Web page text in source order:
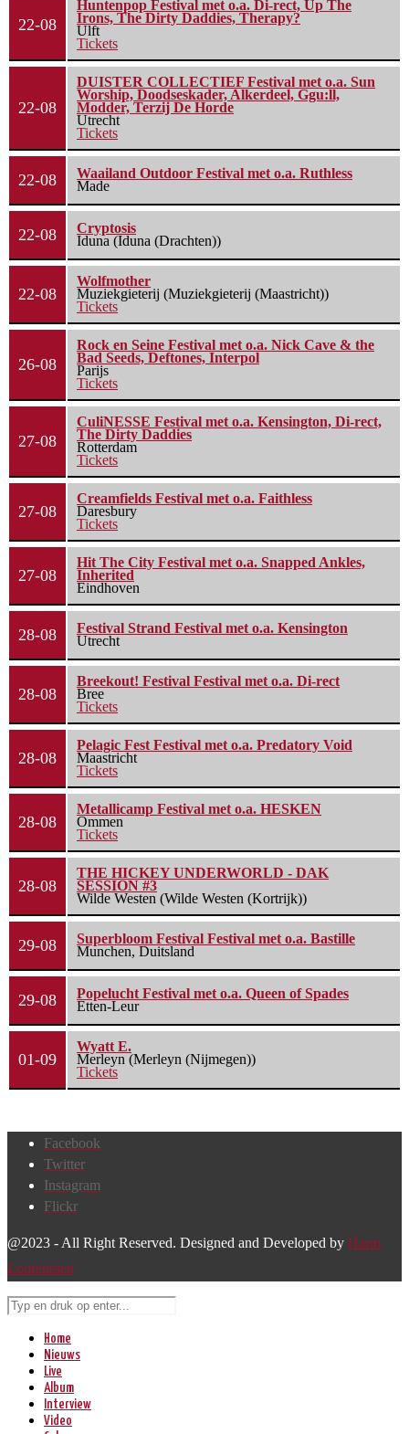
22-08
Huntenpop Festival met o.a. Di-rect, Up The
Irons, The Dirty Daddies, Therapy?
Ulft
Tickets
22-08
DUISTER COLLECTIEF Festival met o.a. Sun
Worship, Doodseskader, Alkerdeel, Ggu:ll,
Modder, Terzij De Horde
Utrecht
Tickets
22-08
Waailand Outdoor Festival met o.a. Ruthless
Made
22-08
Cryptosis
Iduna (Iduna (Drachten))
22-08
Wolfmother
Muziekgieterij (Muziekgieterij (Maastricht))
Tickets
26-08
Rock en Seine Festival met o.a. Nick Cave & the
Bad Seeds, Deftones, Interpol
Parijs
Tickets
27-08
CuliNESSE Festival met o.a. Kensington, Di-rect,
The Dirty Daddies
Rotterdam
Tickets
27-08
Creamfields Festival met o.a. Faithless
Daresbury
Tickets
27-08
Hit The City Festival met o.a. Snapped Ankles,
Inherited
Eindhoven
28-08
Festival Strand Festival met o.a. Kensington
Utrecht
28-08
Breekout! Festival Festival met o.a. Di-rect
Bree
Tickets
28-08
Pelagic Fest Festival met o.a. Predatory Void
Maastricht
Tickets
28-08
Metallicamp Festival met o.a. HESKEN
Ommen
Tickets
28-08
THE HICKEY UNDERWORLD - DAK
SESSION #3
Wilde Westen (Wilde Westen (Kortrijk))
29-08
Superbloom Festival Festival met o.a. Bastille
Munchen, Duitsland
29-08
Popelucht Festival met o.a. Queen of Spades
Etten-Leur
01-09
Wyatt E.
Merleyn (Merleyn (Nijmegen))
Tickets
Facebook
Twitter
Instagram
Flickr
@2023 - All Right Reserved. Designed and Developed by Harm
Lourenssen
Home
Nieuws
Live
Album
Interview
Video